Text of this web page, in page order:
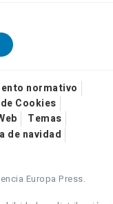
normativo
Cookies
Temas
de navidad
Europa Press.